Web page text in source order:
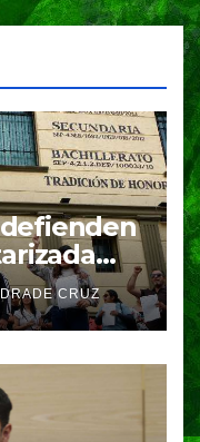
Puebla;
el
CRUZ